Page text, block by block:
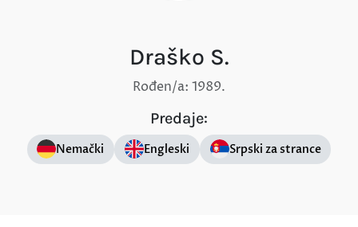
Draško S.
Rođen/a: 1989.
Predaje:
Nemački Engleski Srpski za strance